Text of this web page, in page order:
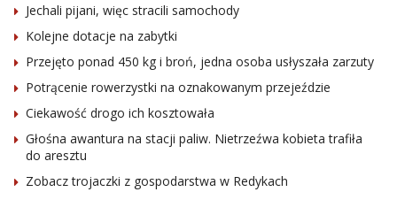
Jechali pijani, więc stracili samochody
Kolejne dotacje na zabytki
Przejęto ponad 450 kg i broń, jedna osoba usłyszała zarzuty
Potrącenie rowerzystki na oznakowanym przejeździe
Ciekawość drogo ich kosztowała
Głośna awantura na stacji paliw. Nietrzeźwa kobieta trafiła
do aresztu
Zobacz trojaczki z gospodarstwa w Redykach